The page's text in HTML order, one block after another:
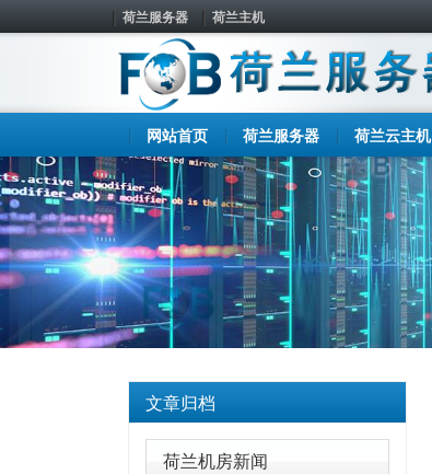
荷兰服务器 荷兰主机
网站首页 荷兰服务器 荷兰云主机
文章归档
荷兰机房新闻